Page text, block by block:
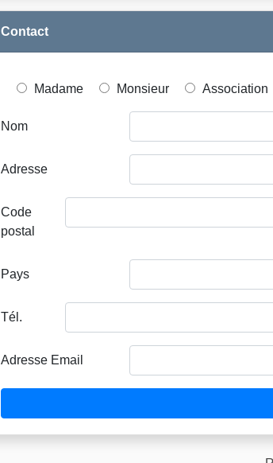
Contact
Madame Monsieur Association
Nom
Adresse
Code
postal
Pays
Tél.
Adresse Email